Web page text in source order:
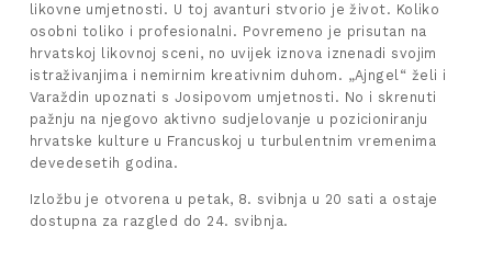
likovne umjetnosti. U toj avanturi stvorio je život. Koliko
osobni toliko i profesionalni. Povremeno je prisutan na
hrvatskoj likovnoj sceni, no uvijek iznova iznenadi svojim
istraživanjima i nemirnim kreativnim duhom. „Ajngel“ želi i
Varaždin upoznati s Josipovom umjetnosti. No i skrenuti
pažnju na njegovo aktivno sudjelovanje u pozicioniranju
hrvatske kulture u Francuskoj u turbulentnim vremenima
devedesetih godina.
Izložbu je otvorena u petak, 8. svibnja u 20 sati a ostaje
dostupna za razgled do 24. svibnja.